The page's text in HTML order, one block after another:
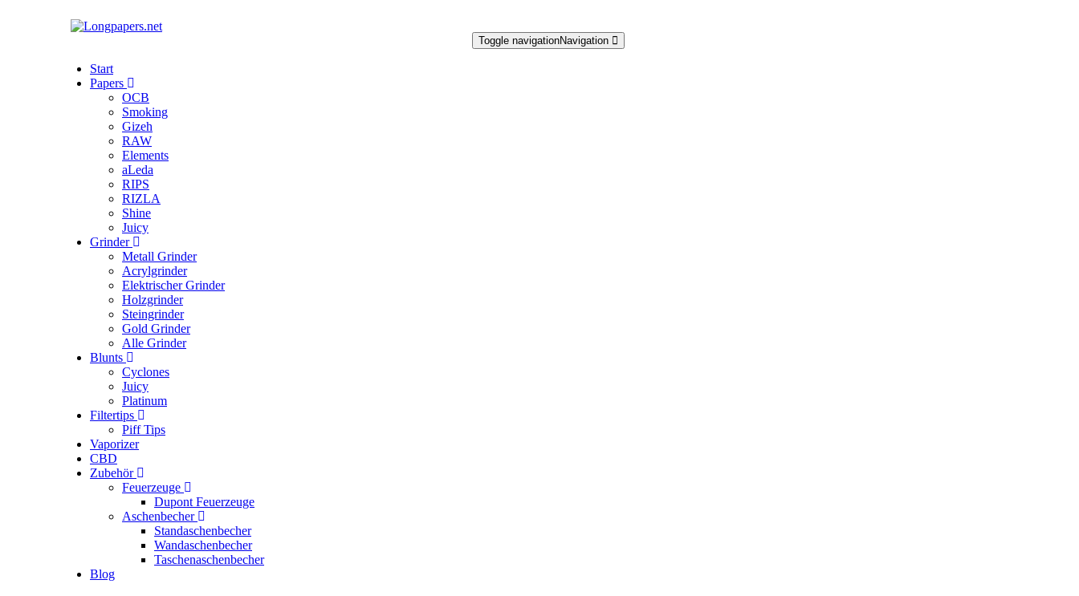
Toggle navigationNavigation
Start
Papers
OCB
Smoking
Gizeh
RAW
Elements
aLeda
RIPS
RIZLA
Shine
Juicy
Grinder
Metall Grinder
Acrylgrinder
Elektrischer Grinder
Holzgrinder
Steingrinder
Gold Grinder
Alle Grinder
Blunts
Cyclones
Juicy
Platinum
Filtertips
Piff Tips
Vaporizer
CBD
Zubehör
Feuerzeuge
Dupont Feuerzeuge
Aschenbecher
Standaschenbecher
Wandaschenbecher
Taschenaschenbecher
Blog